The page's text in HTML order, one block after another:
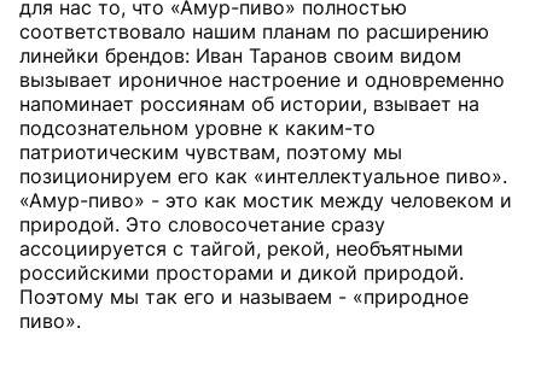
для нас то, что «Амур-пиво» полностью
соответствовало нашим планам по расширению
линейки брендов: Иван Таранов своим видом
вызывает ироничное настроение и одновременно
напоминает россиянам об истории, взывает на
подсознательном уровне к каким-то
патриотическим чувствам, поэтому мы
позиционируем его как «интеллектуальное пиво».
«Амур-пиво» - это как мостик между человеком и
природой. Это словосочетание сразу
ассоциируется с тайгой, рекой, необъятными
российскими просторами и дикой природой.
Поэтому мы так его и называем - «природное
пиво».